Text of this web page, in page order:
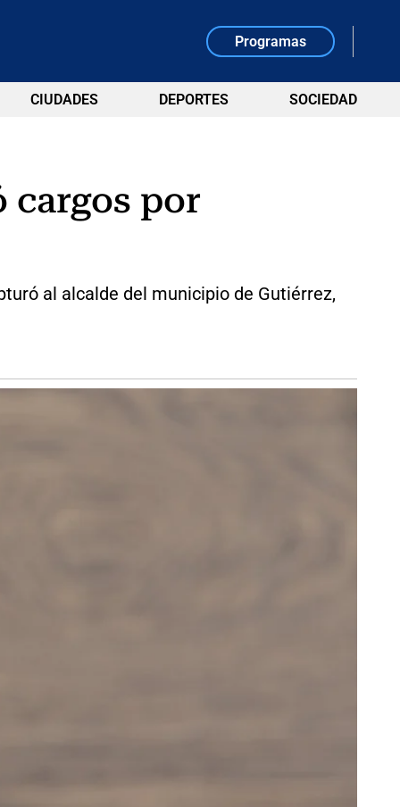
Programas
CIUDADES DEPORTES SOCIEDAD
cargos por
al alcalde del municipio de Gutiérrez,